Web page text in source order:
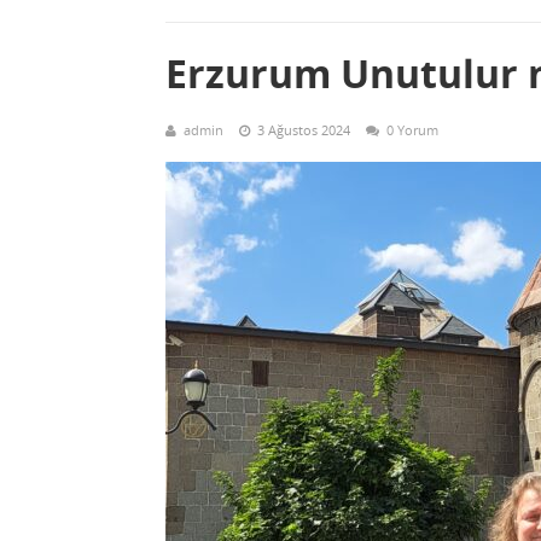
Erzurum Unutulur
admin 3 Ağustos 2024 0 Yorum